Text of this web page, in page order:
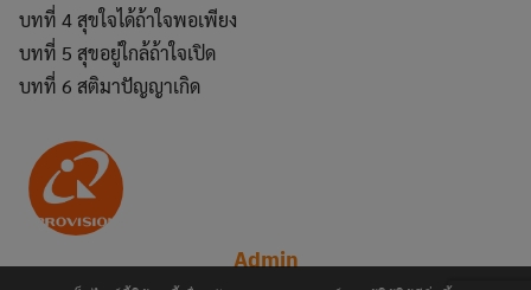
บทที่ 4 สุขใจได้ถ้าใจพอเพียง
บทที่ 5 สุขอยู่ใกล้ถ้าใจเปิด
บทที่ 6 สติมาปัญญาเกิด
Admin